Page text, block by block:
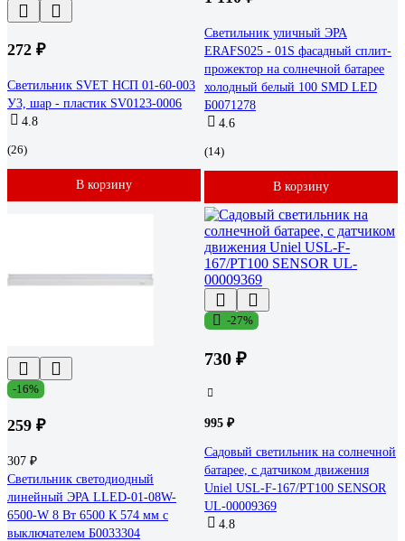
272 ₽
Светильник SVET НСП 01-60-003
У3, шар - пластик SV0123-0006
4.8
(26)
В корзину
Светильник уличный ЭРА
ERAFS025 - 01S фасадный сплит-
прожектор на солнечной батарее
холодный белый 100 SMD LED
Б0071278
4.6
(14)
В корзину
-16%
259 ₽
307 ₽
Светильник светодиодный
линейный ЭРА LLED-01-08W-
6500-W 8 Вт 6500 К 574 мм с
выключателем Б0033304
-27%
730 ₽
995 ₽
Садовый светильник на солнечной
батарее, с датчиком движения
Uniel USL-F-167/PT100 SENSOR
UL-00009369
4.8